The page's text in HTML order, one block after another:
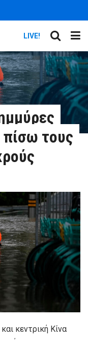
LIVE!
τους
κεντρική Κίνα